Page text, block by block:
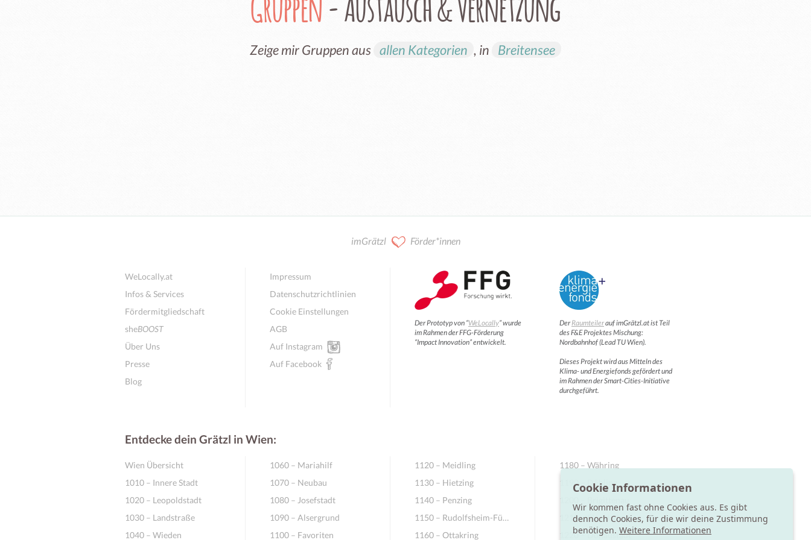
Zeige mir Gruppen aus allen Kategorien , in Breitensee
imGrätzl Förder*innen
WeLocally.at
Infos & Services
Fördermitgliedschaft
sheBOOST
Über Uns
Presse
Blog
Impressum
Datenschutzrichtlinien
Cookie Einstellungen
AGB
Auf Instagram
Auf Facebook
Der Prototyp von “WeLocally” wurde
im Rahmen der FFG-Förderung
“Impact Innovation” entwickelt.
DerRaumteilerauf imGrätzl.at ist Teil
des F&E Projektes Mischung:
Nordbahnhof (Lead TU Wien).
Dieses Projekt wird aus Mitteln des
Klima- und Energiefonds gefördert und
im Rahmen der Smart-Cities-Initiative
durchgeführt.
Entdecke dein Grätzl in Wien:
Wien Übersicht
1010 – Innere Stadt
1020 – Leopoldstadt
1030 – Landstraße
1040 – Wieden
1060 – Mariahilf
1070 – Neubau
1080 – Josefstadt
1090 – Alsergrund
1100 – Favoriten
1120 – Meidling
1130 – Hietzing
1140 – Penzing
1150 – Rudolfsheim-Fünfhaus
1160 – Ottakring
1180 – Währing
1190 – Döbling
1200 – Brigittenau
1210 – Floridsdorf
1220 – Donaustadt
Cookie Informationen
Wir kommen fast ohne Cookies aus. Es gibt
dennoch Cookies, für die wir deine Zustimmung
benötigen. Weitere Informationen